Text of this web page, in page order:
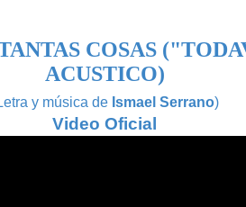
COSAS
ACUSTICO)
y música de Ismael Serrano)
Video Oficial